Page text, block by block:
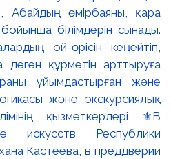
Абайдың өмірбаяны, қара
білімдерін сынады.
ой-өрісін кеңейтіп,
деген құрметін арттыруға
ұйымдастырған және
және экскурсиялық
қызметкерлері ⚜️В
искусств Республики
Кастеева, в преддверии